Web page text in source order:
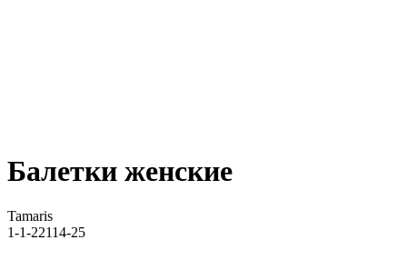
Балетки женские
Tamaris
1-1-22114-25